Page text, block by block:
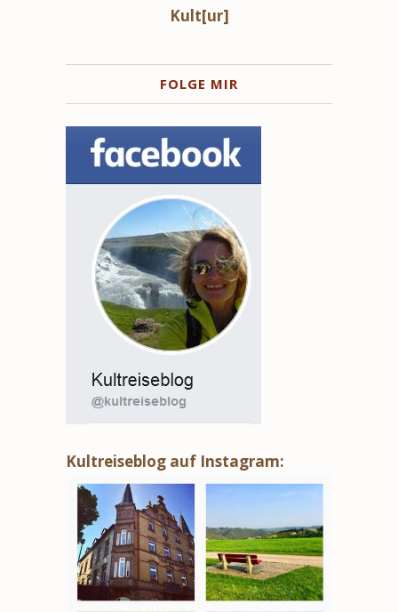
Kult[ur]
FOLGE MIR
Kultreiseblog auf Instagram: